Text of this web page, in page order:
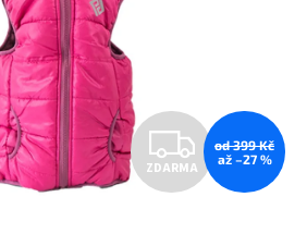
Z
D
ZDARMA
od 399 Kč
až –27 %